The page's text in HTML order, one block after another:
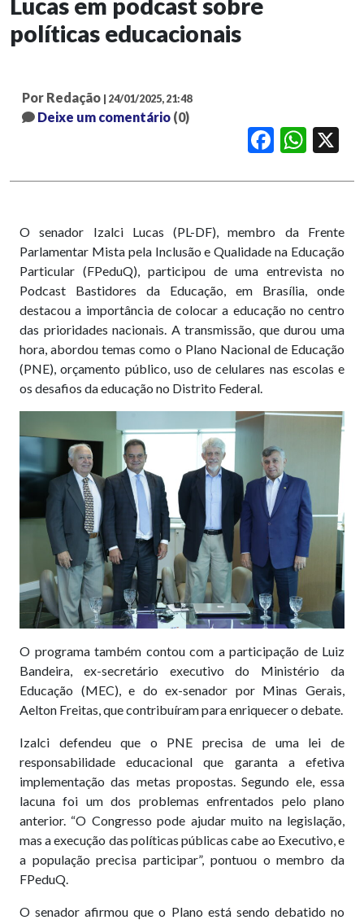
Lucas em podcast sobre
políticas educacionais
Por Redação | 24/01/2025, 21:48
Deixe um comentário (0)
FacebookWhatsApp
O senador Izalci Lucas (PL-DF), membro da Frente
Parlamentar Mista pela Inclusão e Qualidade na Educação
Particular (FPeduQ), participou de uma entrevista no
Podcast Bastidores da Educação, em Brasília, onde
destacou a importância de colocar a educação no centro
das prioridades nacionais. A transmissão, que durou uma
hora, abordou temas como o Plano Nacional de Educação
(PNE), orçamento público, uso de celulares nas escolas e
os desafios da educação no Distrito Federal.
O programa também contou com a participação de Luiz
Bandeira, ex-secretário executivo do Ministério da
Educação (MEC), e do ex-senador por Minas Gerais,
Aelton Freitas, que contribuíram para enriquecer o debate.
Izalci defendeu que o PNE precisa de uma lei de
responsabilidade educacional que garanta a efetiva
implementação das metas propostas. Segundo ele, essa
lacuna foi um dos problemas enfrentados pelo plano
anterior. “O Congresso pode ajudar muito na legislação,
mas a execução das políticas públicas cabe ao Executivo, e
a população precisa participar”, pontuou o membro da
FPeduQ.
O senador afirmou que o Plano está sendo debatido no